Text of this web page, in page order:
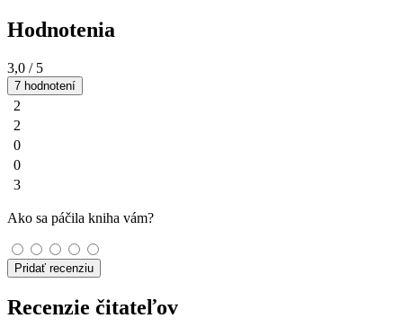
Hodnotenia
3,0 / 5
7 hodnotení
2
2
0
0
3
Ako sa páčila kniha vám?
Pridať recenziu
Recenzie čitateľov